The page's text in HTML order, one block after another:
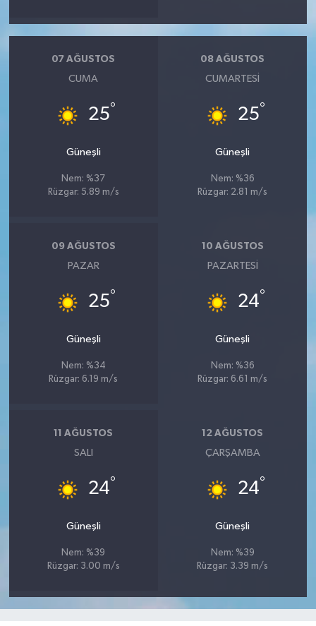
07 AĞUSTOS
CUMA
25°
Güneşli
Nem: %37
Rüzgar: 5.89 m/s
08 AĞUSTOS
CUMARTESI
25°
Güneşli
Nem: %36
Rüzgar: 2.81 m/s
09 AĞUSTOS
PAZAR
25°
Güneşli
Nem: %34
Rüzgar: 6.19 m/s
10 AĞUSTOS
PAZARTESI
24°
Güneşli
Nem: %36
Rüzgar: 6.61 m/s
11 AĞUSTOS
SALI
24°
Güneşli
Nem: %39
Rüzgar: 3.00 m/s
12 AĞUSTOS
ÇARŞAMBA
24°
Güneşli
Nem: %39
Rüzgar: 3.39 m/s